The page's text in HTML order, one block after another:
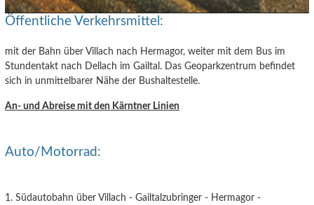
Öffentliche Verkehrsmittel:
mit der Bahn über Villach nach Hermagor, weiter mit dem Bus im
Stundentakt nach Dellach im Gailtal. Das Geoparkzentrum befindet
sich in unmittelbarer Nähe der Bushaltestelle.
An- und Abreise mit den Kärntner Linien
Auto/Motorrad:
1. Südautobahn über Villach - Gailtalzubringer - Hermagor -